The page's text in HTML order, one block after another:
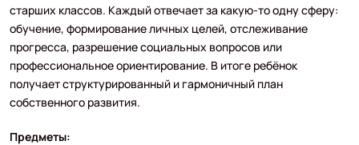
старших классов. Каждый отвечает за какую-то одну сферу:
обучение, формирование личных целей, отслеживание
прогресса, разрешение социальных вопросов или
профессиональное ориентирование. В итоге ребёнок
получает структурированный и гармоничный план
собственного развития.
Предметы: